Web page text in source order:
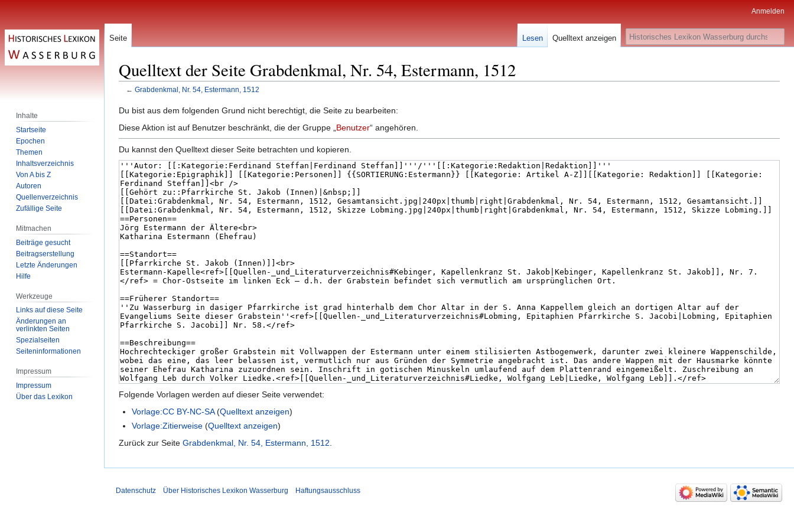
Quelltext der Seite Grabdenkmal, Nr. 54, Estermann, 1512
← Grabdenkmal, Nr. 54, Estermann, 1512
Zur
Navigation
Zur
Suche
Du bist aus dem folgenden Grund nicht berechtigt, die Seite zu bearbeiten:
Diese Aktion ist auf Benutzer beschränkt, die der Gruppe „ Benutzer“ angehören.
Du kannst den Quelltext dieser Seite betrachten und kopieren.
Folgende Vorlagen werden auf dieser Seite verwendet:
Vorlage:CC BY-NC-SA(Quelltext anzeigen)
Vorlage:Zitierweise (Quelltext anzeigen)
Zurück zur Seite Grabdenkmal, Nr. 54, Estermann, 1512
Anmelden
Seite Lesen Quelltext anzeigen Suche
Inhalte
Startseite
Epochen
Themen
Inhaltsverzeichnis
Von A bis Z
Autoren
Quellenverzeichnis
Zufällige Seite
Mitmachen
Beiträge gesucht
Beitragserstellung
Letzte Änderungen
Hilfe
Werkzeuge
Links auf diese Seite
Änderungen an
verlinkten Seiten
Spezialseiten
Seiten­­informationen
Impressum
Impressum
Über das Lexikon
Datenschutz Über Historisches Lexikon Wasserburg Haftungsausschluss